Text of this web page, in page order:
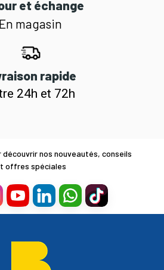
et échange
En magasin
rapide
24h et 72h
nos nouveautés, conseils
offres spéciales